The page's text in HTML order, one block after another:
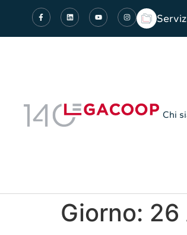
Chi
Giorno: 26